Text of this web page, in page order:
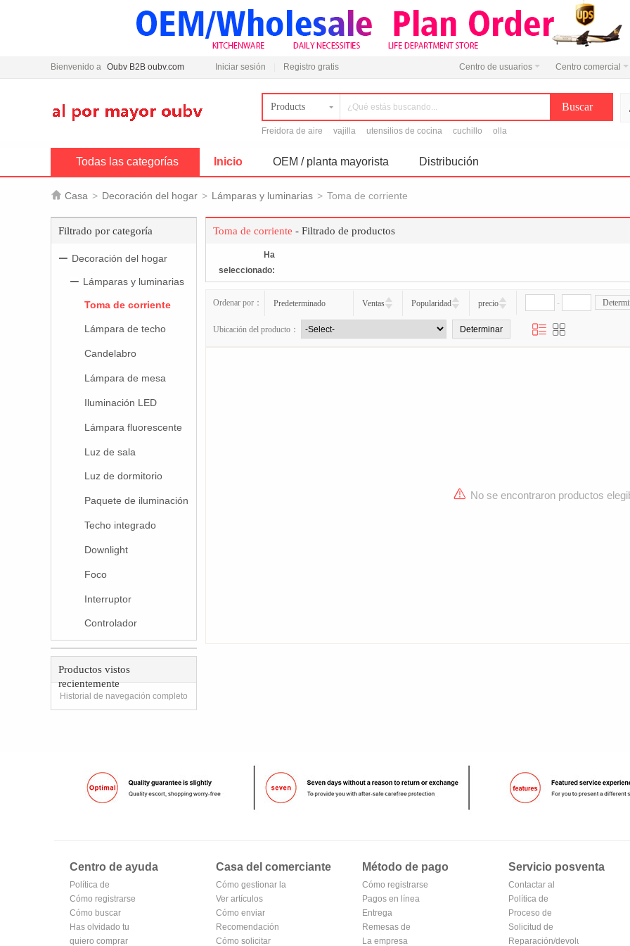
Bienvenido a Oubv B2B oubv.com Iniciar sesión Registro gratis Centro de usuarios Centro comercial
Products
Freidora de aire vajilla utensilios de cocina cuchillo olla
Todas las categorías Inicio OEM / planta mayorista Distribución
 Casa > Decoración del hogar > Lámparas y luminarias > Toma de corriente
Filtrado por categoría
Decoración del hogar
Lámparas y luminarias
Toma de corriente
Lámpara de techo
Candelabro
Lámpara de mesa
Iluminación LED
Lámpara fluorescente
Luz de sala
Luz de dormitorio
Paquete de iluminación
Techo integrado
Downlight
Foco
Interruptor
Controlador
Productos vistos
recientemente
Historial de navegación completo
Toma de corriente - Filtrado de productos
Ha
seleccionado:
Ordenar por： Predeterminado Ventas Popularidad precio -
Ubicación del producto：
No se encontraron productos
Centro de ayuda
Política de
privacidad de
Oubv
Cómo registrarse
para hacerse
miembro
Cómo buscar
Has olvidado tu
contraseña
quiero comprar
Casa del comerciante
Cómo gestionar la
tienda
Ver artículos
vendidos
Cómo enviar
Recomendación
de productos del
Cómo solicitar
Método de pago
Cómo registrarse
en Alipay
Pagos en línea
Entrega
Remesas de
correos
La empresa
Servicio posventa
Contactar al
vendedor
Política de
devoluciones
Proceso de
devolución y
cambio
Solicitud de
reembolso
Reparación/devolución